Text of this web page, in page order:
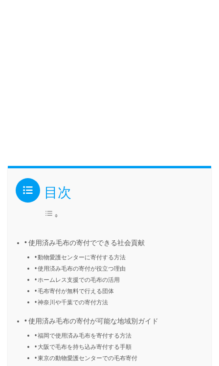
目次
使用済み毛布の寄付でできる社会貢献
動物愛護センターに寄付する方法
使用済み毛布の寄付が役立つ理由
ホームレス支援での毛布の活用
毛布寄付が無料で行える団体
神奈川や千葉での寄付方法
使用済み毛布の寄付が可能な地域別ガイド
福岡で使用済み毛布を寄付する方法
大阪で毛布を持ち込み寄付する手順
東京の動物愛護センターでの毛布寄付